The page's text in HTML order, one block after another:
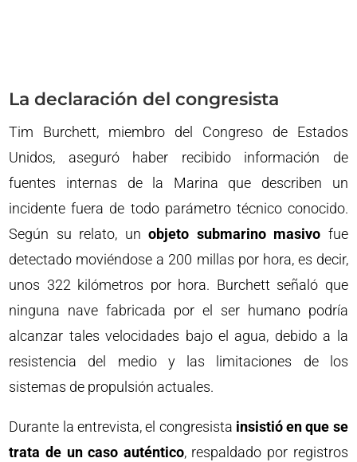
La declaración del congresista
Tim Burchett, miembro del Congreso de Estados
Unidos, aseguró haber recibido información de
fuentes internas de la Marina que describen un
incidente fuera de todo parámetro técnico conocido.
Según su relato, unobjeto submarino masivo fue
detectado moviéndose a 200 millas por hora, es decir,
unos 322 kilómetros por hora. Burchett señaló que
ninguna nave fabricada por el ser humano podría
alcanzar tales velocidades bajo el agua, debido a la
resistencia del medio y las limitaciones de los
sistemas de propulsión actuales.
Durante la entrevista, el congresista insistió en que se
trata de un caso auténtico, respaldado por registros